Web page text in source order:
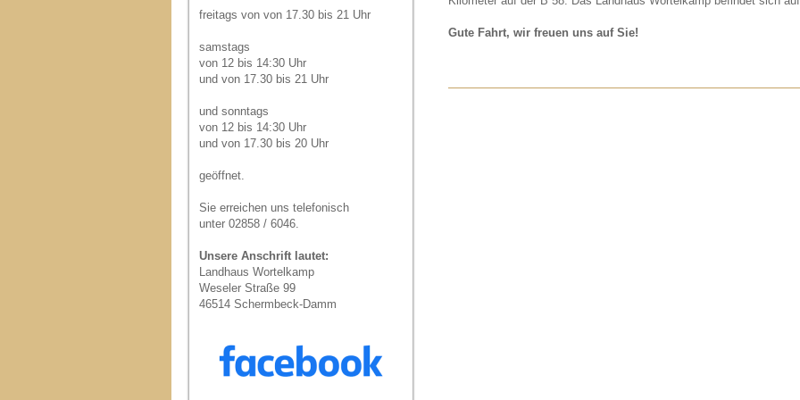
freitags von von 17.30 bis 21 Uhr
samstags
von 12 bis 14:30 Uhr
und von 17.30 bis 21 Uhr
und sonntags
von 12 bis 14:30 Uhr
und von 17.30 bis 20 Uhr
geöffnet.
Sie erreichen uns telefonisch
unter 02858 / 6046.
Unsere Anschrift lautet:
Landhaus Wortelkamp
Weseler Straße 99
46514 Schermbeck-Damm
Gute Fahrt, wir freuen uns auf Sie!